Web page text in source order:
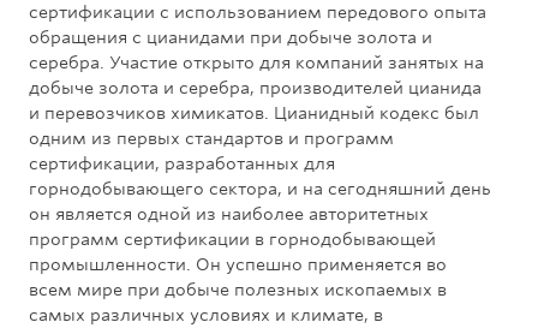
сертификации с использованием передового опыта
обращения с цианидами при добыче золота и
серебра. Участие открыто для компаний занятых на
добыче золота и серебра, производителей цианида
и перевозчиков химикатов. Цианидный кодекс был
одним из первых стандартов и программ
сертификации, разработанных для
горнодобывающего сектора, и на сегодняшний день
он является одной из наиболее авторитетных
программ сертификации в горнодобывающей
промышленности. Он успешно применяется во
всем мире при добыче полезных ископаемых в
самых различных условиях и климате, в